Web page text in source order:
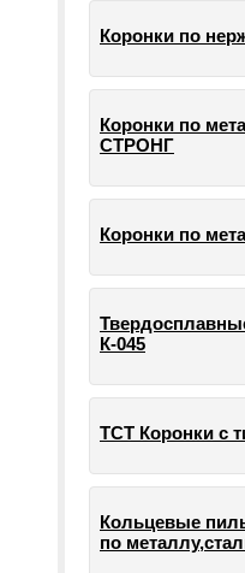
Коронки по
Коронки по
СТРОНГ
Коронки по
К-045
ТСТ Коронки с
Кольцевые
по